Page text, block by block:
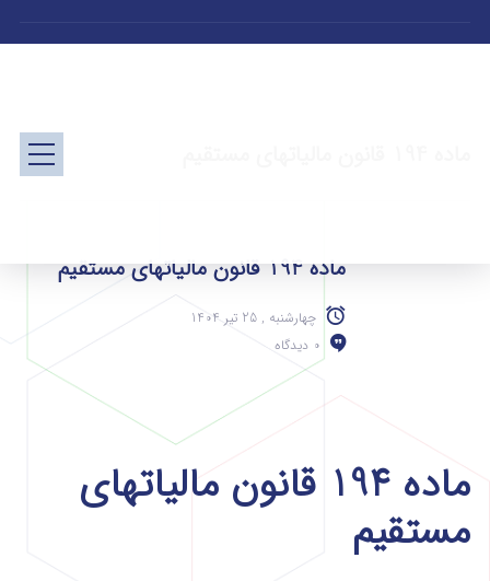
ماده 194 قانون مالیاتهای مستقیم
چهارشنبه , 25 تیر 1404
0 دیدگاه
ماده 194 قانون مالیاتهای
مستقیم